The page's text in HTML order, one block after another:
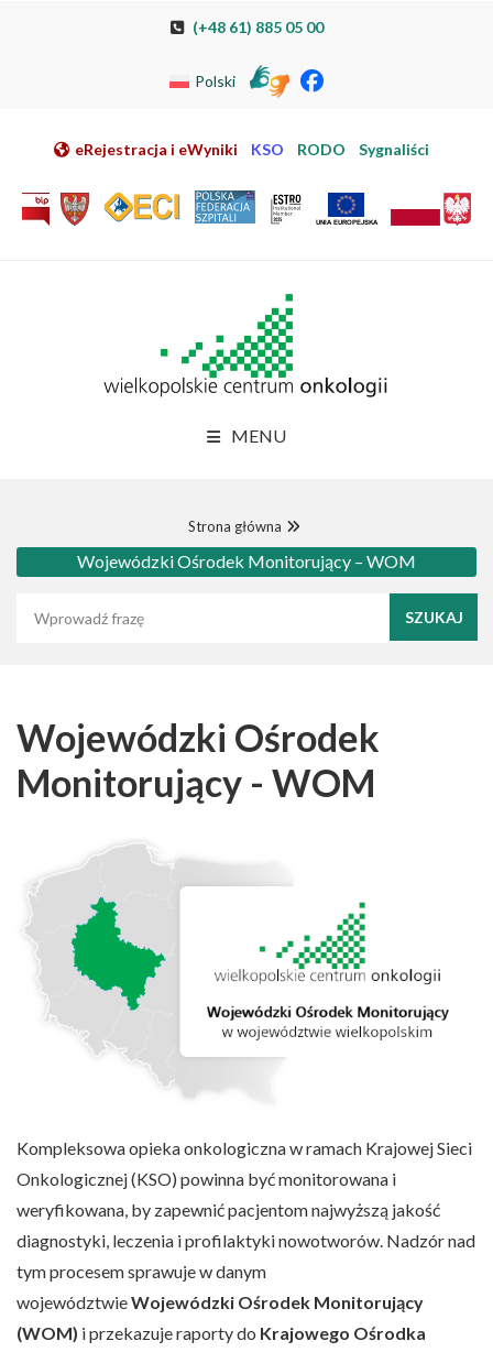
Przeskocz do nawigacji
Przejdź do mapy strony
Przejdź do elektronicznej rejestracji pacjenta
(+48 61) 885 05 00
Polski
eRejestracja i eWyniki KSO RODO Sygnaliści
MENU
Strona główna
Wojewódzki Ośrodek Monitorujący – WOM
Wojewódzki Ośrodek
Monitorujący - WOM
Kompleksowa opieka onkologiczna w ramach Krajowej Sieci
Onkologicznej (KSO) powinna być monitorowana i
weryfikowana, by zapewnić pacjentom najwyższą jakość
diagnostyki, leczenia i profilaktyki nowotworów. Nadzór nad
tym procesem sprawuje w danym
województwieWojewódzki Ośrodek Monitorujący
(WOM) i przekazuje raporty do Krajowego Ośrodka